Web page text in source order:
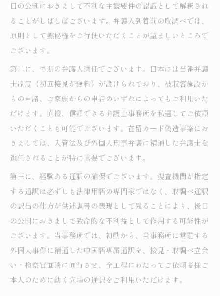
日の公判におきまして不利な主観要件の認識として解釈され
ることがしばしばございます。弁護人到着前の取調べでは、
原則として黙秘権をご行使いただくことが望ましいところで
ございます。
第二に、早期の弁護人選任でございます。日本には当番弁護
士制度（初回接見が無料）が設けられており、被収容施設か
らの申請、ご家族からの申請のいずれによってもご利用いた
だけます。直接、信頼できる弁護士事務所を私選してご依頼
いただくことも可能でございます。在留カード偽造事案にお
きましては、入管法及び外国人刑事弁護に精通した弁護士を
選任されることが特に重要でございます。
第三に、経験ある通訳の確保でございます。捜査機関が指定
する通訳は必ずしも法律用語の専門家ではなく、取調べ通訳
の訳出の仕方が供述調書の表現として残ることにより、後日
の公判におきまして致命的な不利益として作用する可能性が
ございます。当事務所では、初動から、当事務所に常駐する
外国人事件に精通した中国語専属通訳を、接見・取調べ立会
い・検察官面談に同行させ、全工程にわたってご依頼者様ご
本人のために動く立場の通訳をご利用いただけます。